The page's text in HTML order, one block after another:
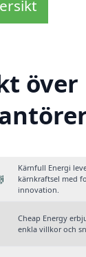
Kärnfull Energi
kärnkraftsel med
innovation.
Cheap Energy
enkla villkor och